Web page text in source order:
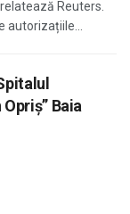
Reuters.
Baia